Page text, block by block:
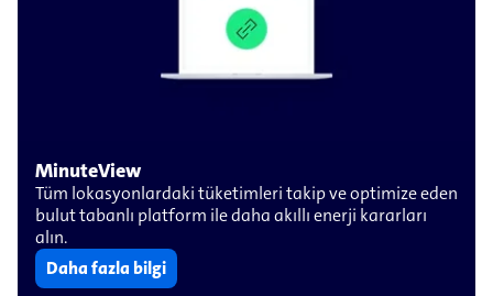
MinuteView
Tüm lokasyonlardaki tüketimleri takip ve optimize eden
bulut tabanlı platform ile daha akıllı enerji kararları
alın.
Daha fazla bilgi